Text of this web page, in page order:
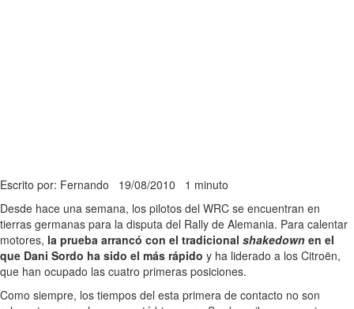
Escrito por: Fernando 19/08/2010 1 minuto
Desde hace una semana, los pilotos del WRC se encuentran en
tierras germanas para la disputa del Rally de Alemania. Para calentar
motores, la prueba arrancó con el tradicional shakedown en el
que Dani Sordo ha sido el más rápido y ha liderado a los Citroën,
que han ocupado las cuatro primeras posiciones.
Como siempre, los tiempos del esta primera de contacto no son